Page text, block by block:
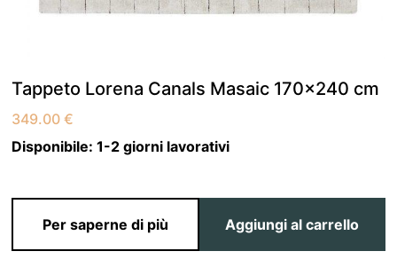
Tappeto Lorena Canals Masaic 170×240 cm
349.00€
Disponibile:1-2 giorni lavorativi
Per saperne di più Aggiungi al carrello